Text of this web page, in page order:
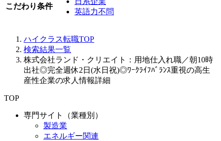
こだわり条件
英語力不問
ハイクラス転職TOP
検索結果一覧
株式会社ランド・クリエイト：用地仕入れ職／朝10時
出社◎完全週休2日(水日祝)◎ﾜｰｸﾗｲﾌﾊﾞﾗﾝｽ重視の高生
産性企業の求人情報詳細
TOP
専門サイト（業種別）
製造業
エネルギー関連